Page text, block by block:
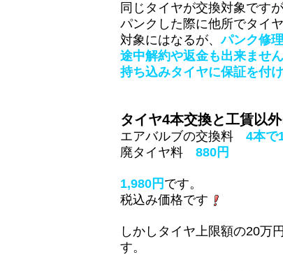
同じタイヤが交換対象です
パンクした際に他所でタイ
対象にはなるが、パンク修
途中解約や返金も出来ません
持ち込みタイヤに保証を付
タイヤ4本交換と工賃以
エアバルブの交換料 4本で
廃タイヤ料 880円
1,980円 です。
税込み価格です
しかしタイヤ上限額の20万
す。